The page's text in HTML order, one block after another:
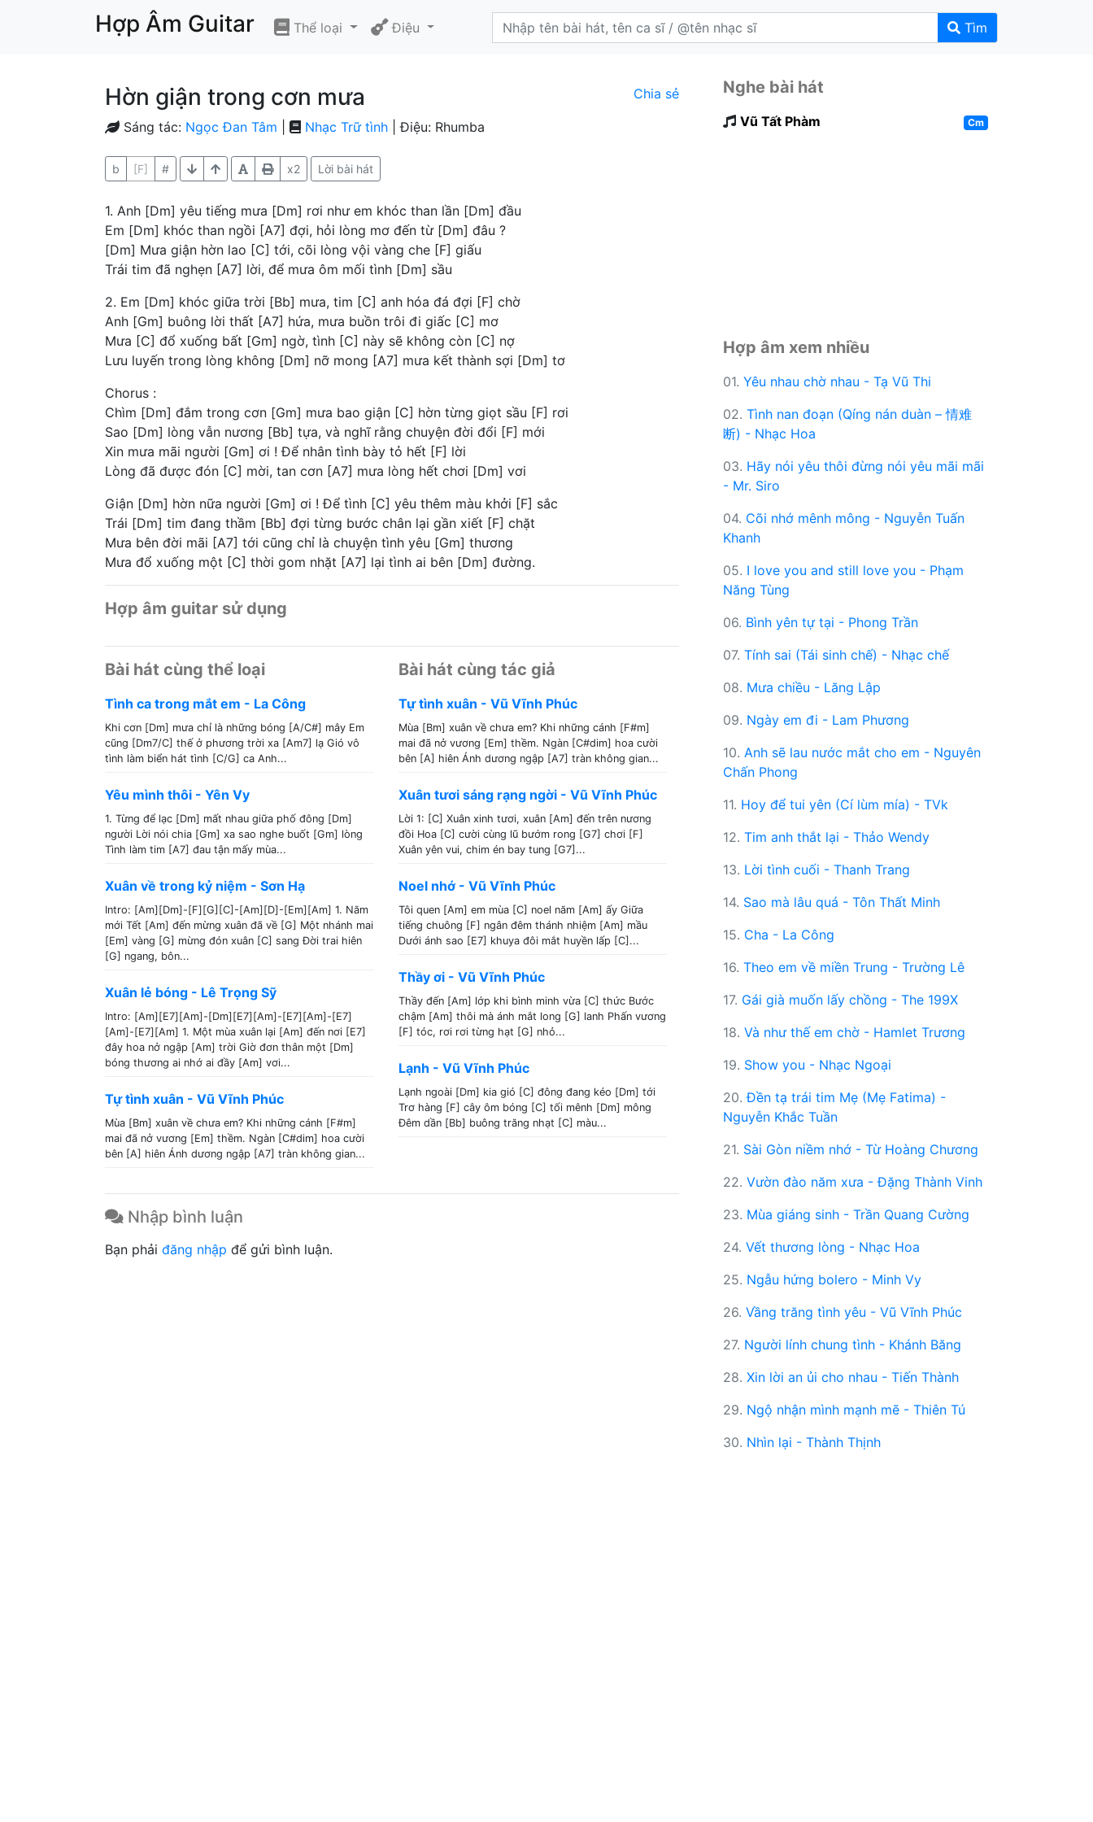
Hợp Âm Guitar Thể loại Điệu Tìm
Hờn giận trong cơn mưa Chia sẻ
Sáng tác: Ngọc Đan Tâm Nhạc Trữ tình | Điệu: Rhumba
b [F] # x2 Lời bài hát
1. Anh [Dm] yêu tiếng mưa [Dm] rơi như em khóc than lần [Dm] đầu
Em [Dm] khóc than ngồi [A7] đợi, hỏi lòng mơ đến từ [Dm] đâu ?
[Dm] Mưa giận hờn lao [C] tới, cõi lòng vội vàng che [F] giấu
Trái tim đã nghẹn [A7] lời, để mưa ôm mối tình [Dm] sầu
2. Em [Dm] khóc giữa trời [Bb] mưa, tim [C] anh hóa đá đợi [F] chờ
Anh [Gm] buông lời thất [A7] hứa, mưa buồn trôi đi giấc [C] mơ
Mưa [C] đổ xuống bất [Gm] ngờ, tình [C] này sẽ không còn [C] nợ
Lưu luyến trong lòng không [Dm] nỡ mong [A7] mưa kết thành sợi [Dm] tơ
Chorus :
Chìm [Dm] đắm trong cơn [Gm] mưa bao giận [C] hờn từng giọt sầu [F] rơi
Sao [Dm] lòng vẫn nương [Bb] tựa, và nghĩ rằng chuyện đời đổi [F] mới
Xin mưa mãi người [Gm] ơi ! Để nhân tình bày tỏ hết [F] lời
Lòng đã được đón [C] mời, tan cơn [A7] mưa lòng hết chơi [Dm] vơi
Giận [Dm] hờn nữa người [Gm] ơi ! Để tình [C] yêu thêm màu khởi [F] sắc
Trái [Dm] tim đang thầm [Bb] đợi từng bước chân lại gần xiết [F] chặt
Mưa bên đời mãi [A7] tới cũng chỉ là chuyện tình yêu [Gm] thương
Mưa đổ xuống một [C] thời gom nhặt [A7] lại tình ai bên [Dm] đường.
Hợp âm guitar sử dụng
Bài hát cùng thể loại
Tình ca trong mắt em - La Công
Khi cơn [Dm] mưa chỉ là những bóng [A/C#] mây Em
cũng [Dm7/C] thế ở phương trời xa [Am7] lạ Gió vô
tình làm biển hát tình [C/G] ca Anh...
Yêu mình thôi - Yên Vy
1. Từng để lạc [Dm] mất nhau giữa phố đông [Dm]
người Lời nói chia [Gm] xa sao nghe buốt [Gm] lòng
Tình làm tim [A7] đau tận mấy mùa...
Xuân về trong kỷ niệm - Sơn Hạ
Intro: [Am][Dm]-[F][G][C]-[Am][D]-[Em][Am] 1. Năm
mới Tết [Am] đến mừng xuân đã về [G] Một nhánh mai
[Em] vàng [G] mừng đón xuân [C] sang Đời trai hiên
[G] ngang, bôn...
Xuân lẻ bóng - Lê Trọng Sỹ
Intro: [Am][E7][Am]-[Dm][E7][Am]-[E7][Am]-[E7]
[Am]-[E7][Am] 1. Một mùa xuân lại [Am] đến nơi [E7]
đây hoa nở ngập [Am] trời Giờ đơn thân một [Dm]
bóng thương ai nhớ ai đầy [Am] vơi...
Tự tình xuân - Vũ Vĩnh Phúc
Mùa [Bm] xuân về chưa em? Khi những cánh [F#m]
mai đã nở vương [Em] thềm. Ngàn [C#dim] hoa cười
bên [A] hiên Ánh dương ngập [A7] tràn không gian...
Bài hát cùng tác giả
Tự tình xuân - Vũ Vĩnh Phúc
Mùa [Bm] xuân về chưa em? Khi những cánh [F#m]
mai đã nở vương [Em] thềm. Ngàn [C#dim] hoa cười
bên [A] hiên Ánh dương ngập [A7] tràn không gian...
Xuân tươi sáng rạng ngời - Vũ Vĩnh Phúc
Lời 1: [C] Xuân xinh tươi, xuân [Am] đến trên nương
đồi Hoa [C] cười cùng lũ bướm rong [G7] chơi [F]
Xuân yên vui, chim én bay tung [G7]...
Noel nhớ - Vũ Vĩnh Phúc
Tôi quen [Am] em mùa [C] noel năm [Am] ấy Giữa
tiếng chuông [F] ngân đêm thánh nhiệm [Am] mầu
Dưới ánh sao [E7] khuya đôi mắt huyền lấp [C]...
Thầy ơi - Vũ Vĩnh Phúc
Thầy đến [Am] lớp khi bình minh vừa [C] thức Bước
chậm [Am] thôi mà ánh mắt long [G] lanh Phấn vương
[F] tóc, rơi rơi từng hạt [G] nhỏ...
Lạnh - Vũ Vĩnh Phúc
Lạnh ngoài [Dm] kia gió [C] đông đang kéo [Dm] tới
Trơ hàng [F] cây ôm bóng [C] tối mênh [Dm] mông
Đêm dần [Bb] buông trăng nhạt [C] màu...
Nhập bình luận
Bạn phải đăng nhập để gửi bình luận.
Nghe bài hát
Vũ Tất Phàm Cm
Hợp âm xem nhiều
01. Yêu nhau chờ nhau - Tạ Vũ Thi
02. Tình nan đoạn (Qíng nán duàn – 情难
断) - Nhạc Hoa
03. Hãy nói yêu thôi đừng nói yêu mãi mãi
- Mr. Siro
04. Cõi nhớ mênh mông - Nguyễn Tuấn
Khanh
05. I love you and still love you - Phạm
Năng Tùng
06. Bình yên tự tại - Phong Trần
07. Tính sai (Tái sinh chế) - Nhạc chế
08. Mưa chiều - Lăng Lập
09. Ngày em đi - Lam Phương
10. Anh sẽ lau nước mắt cho em - Nguyên
Chấn Phong
11. Hoy để tui yên (Cí lùm mía) - TVk
12. Tim anh thắt lại - Thảo Wendy
13. Lời tình cuối - Thanh Trang
14. Sao mà lâu quá - Tôn Thất Minh
15. Cha - La Công
16. Theo em về miền Trung - Trường Lê
17. Gái già muốn lấy chồng - The 199X
18. Và như thế em chờ - Hamlet Trương
19. Show you - Nhạc Ngoại
20.Đền tạ trái tim Mẹ (Mẹ Fatima) -
Nguyễn Khắc Tuần
21. Sài Gòn niềm nhớ - Từ Hoàng Chương
22. Vườn đào năm xưa - Đặng Thành Vinh
23. Mùa giáng sinh - Trần Quang Cường
24. Vết thương lòng - Nhạc Hoa
25. Ngẫu hứng bolero - Minh Vy
26. Vầng trăng tình yêu - Vũ Vĩnh Phúc
27. Người lính chung tình - Khánh Băng
28. Xin lời an ủi cho nhau - Tiến Thành
29. Ngộ nhận mình mạnh mẽ - Thiên Tú
30. Nhìn lại - Thành Thịnh